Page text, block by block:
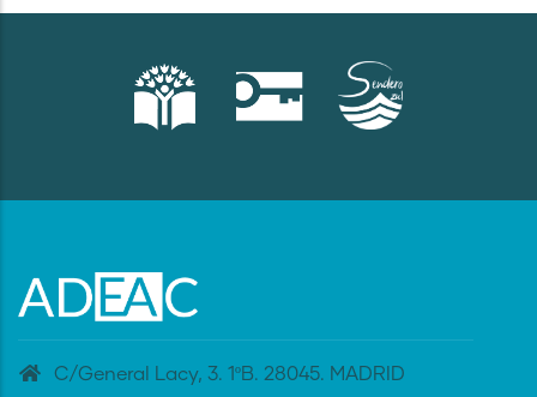
C/General Lacy, 3. 1ºB. 28045. MADRID